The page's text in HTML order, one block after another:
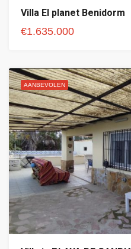
Villa El planet Benidorm
€1.635.000
AANBEVOLEN